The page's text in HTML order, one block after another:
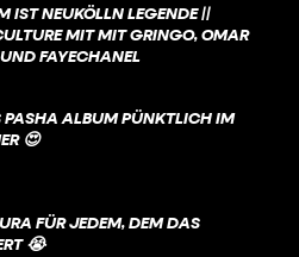
CLANS“. NEIN, WIR MEINEN
RAUXEL, SONDERN
NEUKÖLLN. ABER WIE VIEL
TROTZDEM DER COOLSTE
BERLINS?
IST NEUKÖLLN LEGENDE ||
MIT MIT GRINGO, OMAR
FAYECHANEL
PASHA ALBUM PÜNKTLICH IM
😍
FÜR JEDEM, DEM DAS
😭